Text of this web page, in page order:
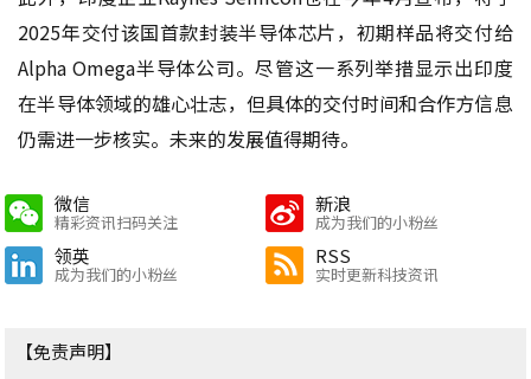
2025年交付该国首款封装半导体芯片，初期样品将交付给
Alpha Omega半导体公司。尽管这一系列举措显示出印度
在半导体领域的雄心壮志，但具体的交付时间和合作方信息
仍需进一步核实。未来的发展值得期待。
微信
精彩资讯扫码关注
新浪
成为我们的小粉丝
领英
成为我们的小粉丝
RSS
实时更新科技资讯
【免责声明】